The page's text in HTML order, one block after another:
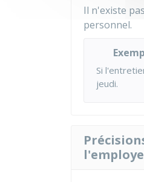
Il n'existe
personnel.
Si
jeudi.